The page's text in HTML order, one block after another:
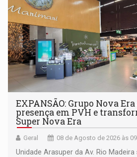
EXPANSÃO: Grupo Nova
presença em PVH e
Super Nova Era
Geral 08 de Agosto de 2026 às
Unidade Arasuper da Av. Rio